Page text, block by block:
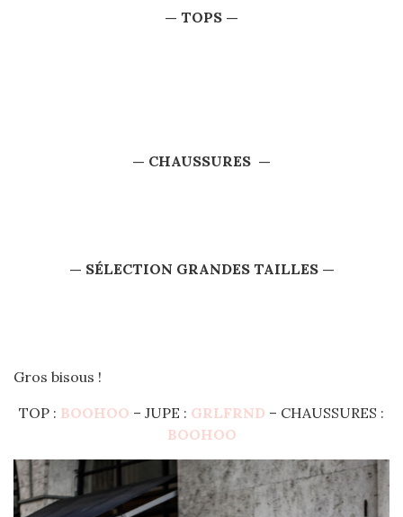
— TOPS —
— CHAUSSURES —
— SÉLECTION GRANDES TAILLES —
Gros bisous !
TOP : BOOHOO – JUPE : GRLFRND – CHAUSSURES :
BOOHOO